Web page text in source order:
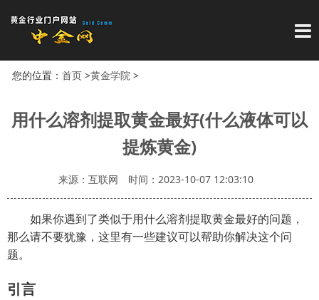
导
您的位置： 首页>黄金学院 >
用什么溶剂提取黄金最好(什么液体可以
提炼黄金)
来源：互联网 时间：2023-10-07 12:03:10
如果你遇到了类似于用什么溶剂提取黄金最好的问题，
那么请不要犹豫，这里有一些建议可以帮助你解决这个问
题。
引言